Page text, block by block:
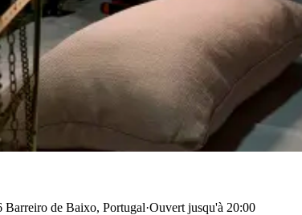
Barreiro de Baixo, Portugal·Ouvert jusqu'à 20:00